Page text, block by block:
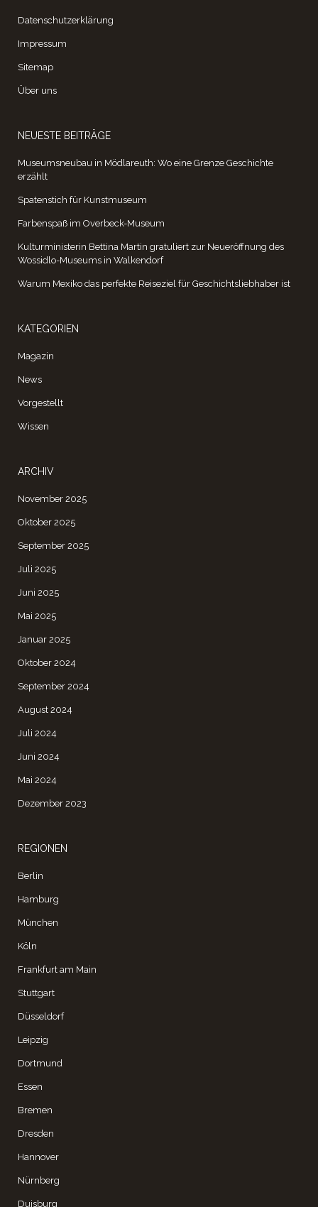
Datenschutzerklärung
Impressum
Sitemap
Über uns
NEUESTE BEITRÄGE
Museumsneubau in Mödlareuth: Wo eine Grenze Geschichte
erzählt
Spatenstich für Kunstmuseum
Farbenspaß im Overbeck-Museum
Kulturministerin Bettina Martin gratuliert zur Neueröffnung des
Wossidlo-Museums in Walkendorf
Warum Mexiko das perfekte Reiseziel für Geschichtsliebhaber ist
KATEGORIEN
Magazin
News
Vorgestellt
Wissen
ARCHIV
November 2025
Oktober 2025
September 2025
Juli 2025
Juni 2025
Mai 2025
Januar 2025
Oktober 2024
September 2024
August 2024
Juli 2024
Juni 2024
Mai 2024
Dezember 2023
REGIONEN
Berlin
Hamburg
München
Köln
Frankfurt am Main
Stuttgart
Düsseldorf
Leipzig
Dortmund
Essen
Bremen
Dresden
Hannover
Nürnberg
Duisburg